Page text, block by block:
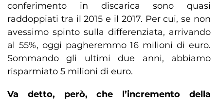
conferimento in discarica sono quasi
raddoppiati tra il 2015 e il 2017. Per cui, se non
avessimo spinto sulla differenziata, arrivando
al 55%, oggi pagheremmo 16 milioni di euro.
Sommando gli ultimi due anni, abbiamo
risparmiato 5 milioni di euro.
Va detto, però, che l’incremento della